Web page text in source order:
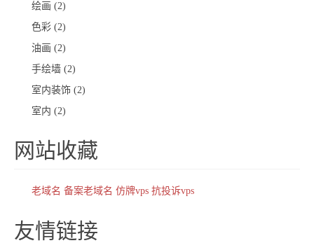
绘画 (2)
色彩 (2)
油画 (2)
手绘墙 (2)
室内装饰 (2)
室内 (2)
网站收藏
老域名 备案老域名 仿牌vps 抗投诉vps
友情链接